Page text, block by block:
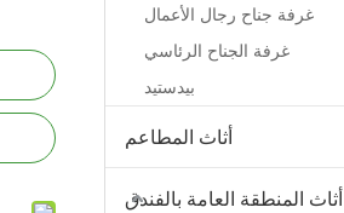
غرفة جناح رجال الأعمال
غرفة الجناح الرئاسي
بيدستيد
أثاث المطاعم
أثاث المنطقة العامة بالفندق